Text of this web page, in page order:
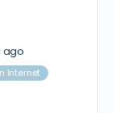
ago
Internet